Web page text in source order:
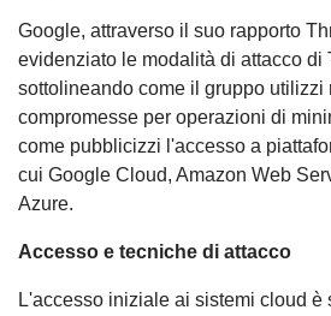
Google, attraverso il suo rapporto
evidenziato le modalità di attacco di
sottolineando come il gruppo utilizzi
compromesse per operazioni di
come pubblicizzi l'accesso a
cui Google Cloud, Amazon Web
Azure.
Accesso e tecniche di attacco
L'accesso iniziale ai sistemi cloud è